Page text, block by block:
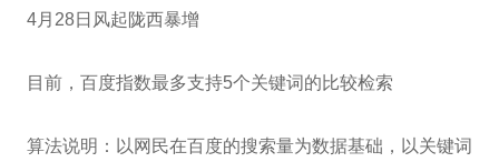
4月28日风起陇西暴增
目前，百度指数最多支持5个关键词的比较检索
算法说明：以网民在百度的搜索量为数据基础，以关键词